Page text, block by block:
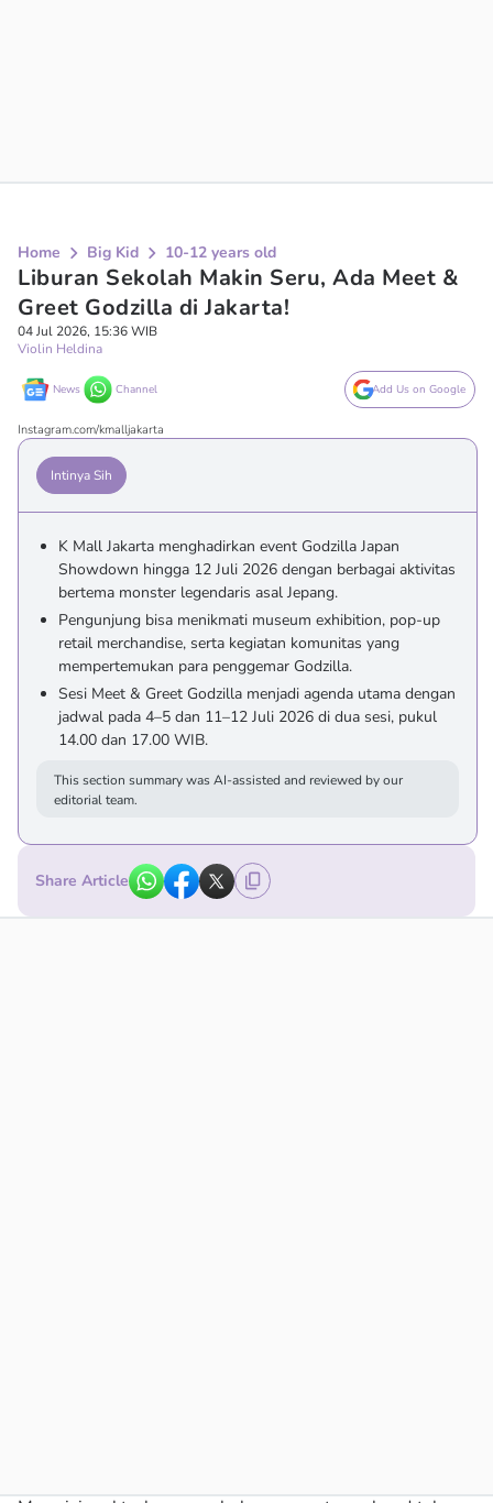
Home Big Kid 10-12 years old
Liburan Sekolah Makin Seru, Ada Meet &
Greet Godzilla di Jakarta!
04 Jul 2026, 15:36 WIB
Violin Heldina
News Channel Add Us on Google
Instagram.com/kmalljakarta
Intinya Sih
K Mall Jakarta menghadirkan event Godzilla Japan
Showdown hingga 12 Juli 2026 dengan berbagai aktivitas
bertema monster legendaris asal Jepang.
Pengunjung bisa menikmati museum exhibition, pop-up
retail merchandise, serta kegiatan komunitas yang
mempertemukan para penggemar Godzilla.
Sesi Meet & Greet Godzilla menjadi agenda utama dengan
jadwal pada 4–5 dan 11–12 Juli 2026 di dua sesi, pukul
14.00 dan 17.00 WIB.
This section summary was AI-assisted and reviewed by our
editorial team.
Share Article